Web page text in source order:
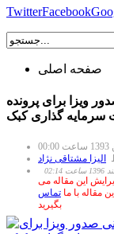
TwitterFacebook
صفحه اصلی
ویزا برای پرونده
سرمایه گذاری کبک
الیزا مشتاقی نژاد
ویرایش این مقاله می
مقاله با ما تماس
بگیرید